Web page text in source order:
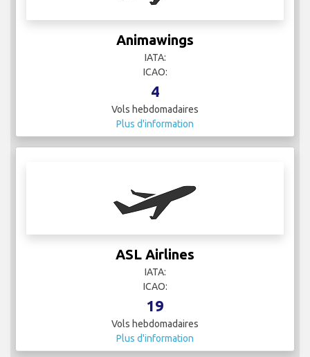
Animawings
IATA:
ICAO:
4
Vols hebdomadaires
Plus d'information
ASL Airlines
IATA:
ICAO:
19
Vols hebdomadaires
Plus d'information